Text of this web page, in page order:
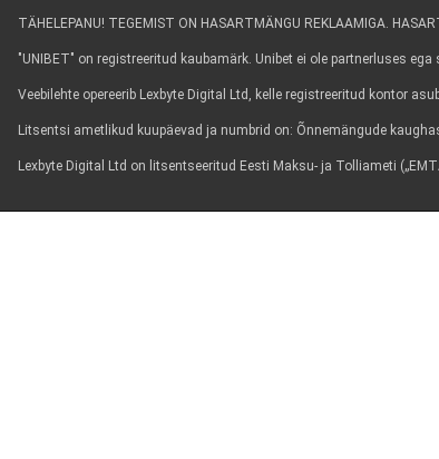
TÄHELEPANU! TEGEMIST ON HASARTMÄNGU REKLAAMIGA.
"UNIBET" on registreeritud kaubamärk. Unibet ei ole partnerluses
Veebilehte opereerib Lexbyte Digital Ltd, kelle registreeritud kontor
Litsentsi ametlikud kuupäevad ja numbrid on: Õnnemängude
Lexbyte Digital Ltd on litsentseeritud Eesti Maksu- ja Tolliameti